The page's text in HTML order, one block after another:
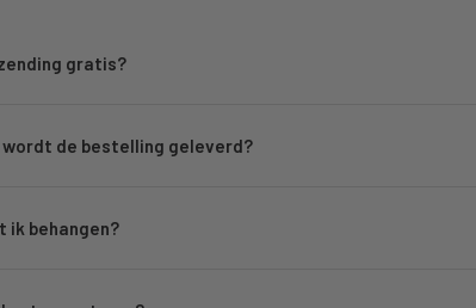
gratis?
wordt de bestelling geleverd?
ik behangen?